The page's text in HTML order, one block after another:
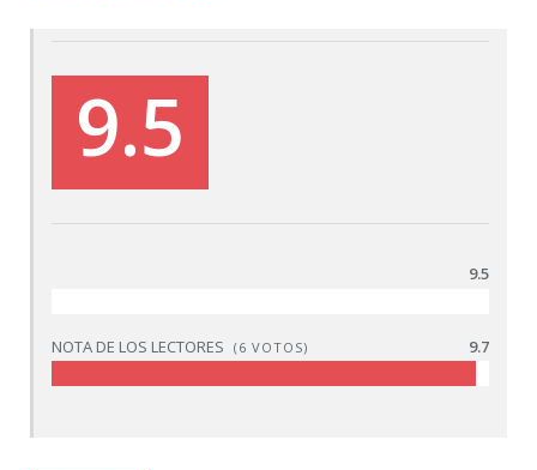
9.5
9.5
NOTA DE LOS LECTORES (6 VOTOS) 9.7